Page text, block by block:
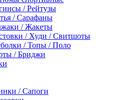
/ Рейтузы
/ Сарафаны
/ Жакеты
/ Худи / Свитшоты
/ Топы / Поло
/ Бриджи
/ Сапоги